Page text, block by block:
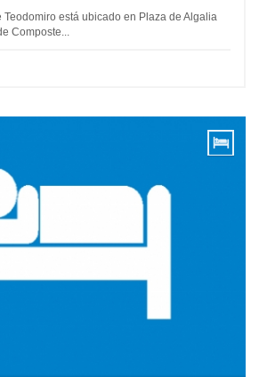
Teodomiro está ubicado en Plaza de Algalia
Composte...